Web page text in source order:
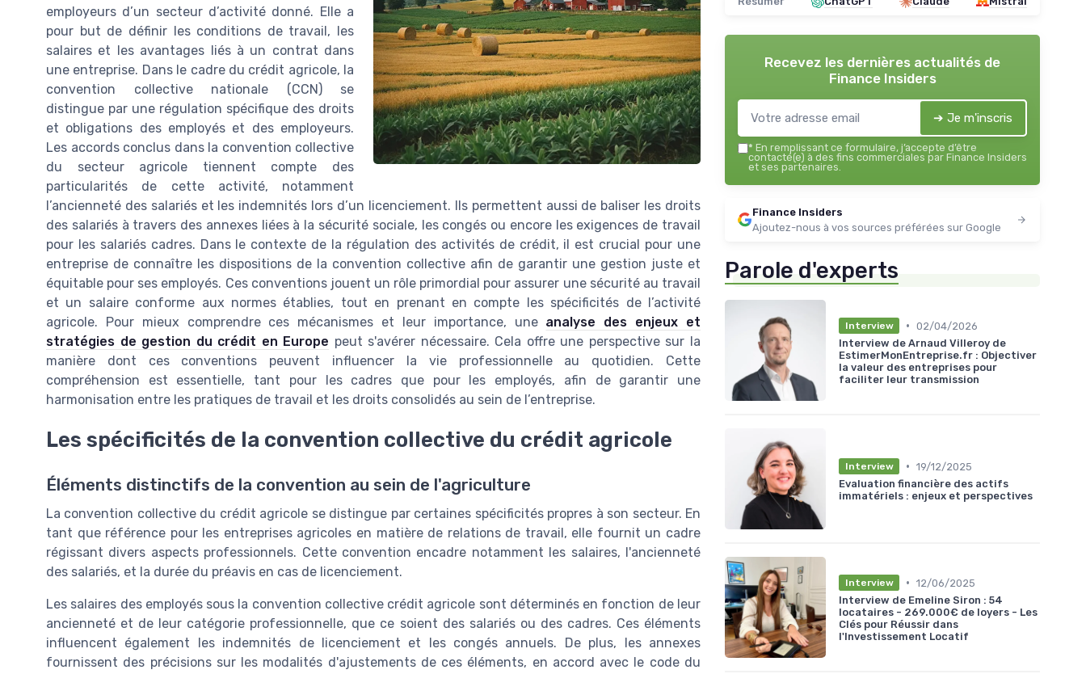
employeurs d’un secteur d’activité donné. Elle a
pour but de définir les conditions de travail, les
salaires et les avantages liés à un contrat dans
une entreprise. Dans le cadre du crédit agricole, la
convention collective nationale (CCN) se
distingue par une régulation spécifique des droits
et obligations des employés et des employeurs.
Les accords conclus dans la convention collective
du secteur agricole tiennent compte des
particularités de cette activité, notamment
l’ancienneté des salariés et les indemnités lors d’un licenciement. Ils permettent aussi de baliser les droits
des salariés à travers des annexes liées à la sécurité sociale, les congés ou encore les exigences de travail
pour les salariés cadres. Dans le contexte de la régulation des activités de crédit, il est crucial pour une
entreprise de connaître les dispositions de la convention collective afin de garantir une gestion juste et
équitable pour ses employés. Ces conventions jouent un rôle primordial pour assurer une sécurité au travail
et un salaire conforme aux normes établies, tout en prenant en compte les spécificités de l’activité
agricole. Pour mieux comprendre ces mécanismes et leur importance, une analyse des enjeux et
stratégies de gestion du crédit en Europe peut s'avérer nécessaire. Cela offre une perspective sur la
manière dont ces conventions peuvent influencer la vie professionnelle au quotidien. Cette
compréhension est essentielle, tant pour les cadres que pour les employés, afin de garantir une
harmonisation entre les pratiques de travail et les droits consolidés au sein de l’entreprise.
Les spécificités de la convention collective du crédit agricole
Éléments distinctifs de la convention au sein de l'agriculture
La convention collective du crédit agricole se distingue par certaines spécificités propres à son secteur. En
tant que référence pour les entreprises agricoles en matière de relations de travail, elle fournit un cadre
régissant divers aspects professionnels. Cette convention encadre notamment les salaires, l'ancienneté
des salariés, et la durée du préavis en cas de licenciement.
Les salaires des employés sous la convention collective crédit agricole sont déterminés en fonction de leur
ancienneté et de leur catégorie professionnelle, que ce soient des salariés ou des cadres. Ces éléments
influencent également les indemnités de licenciement et les congés annuels. De plus, les annexes
fournissent des précisions sur les modalités d'ajustements de ces éléments, en accord avec le code du
Recevez les dernières actualités de
Finance Insiders
➔ Je m'inscris
* En remplissant ce formulaire, j’accepte d’être
contacté(e) à des fins commerciales par Finance Insiders
et ses partenaires.
Finance Insiders
Ajoutez-nous à vos sources préférées sur Google
Parole d'experts
Interview • 02/04/2026
Interview de Arnaud Villeroy de
EstimerMonEntreprise.fr : Objectiver
la valeur des entreprises pour
faciliter leur transmission
Interview • 19/12/2025
Evaluation financière des actifs
immatériels : enjeux et perspectives
Interview • 12/06/2025
Interview de Emeline Siron : 54
locataires - 269.000€ de loyers - Les
Clés pour Réussir dans
l'Investissement Locatif